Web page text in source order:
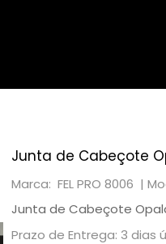
Junta de Cabeçote
Marca: FEL PRO 8006 |
Junta de Cabeçote
Prazo de Entrega: 3 dias